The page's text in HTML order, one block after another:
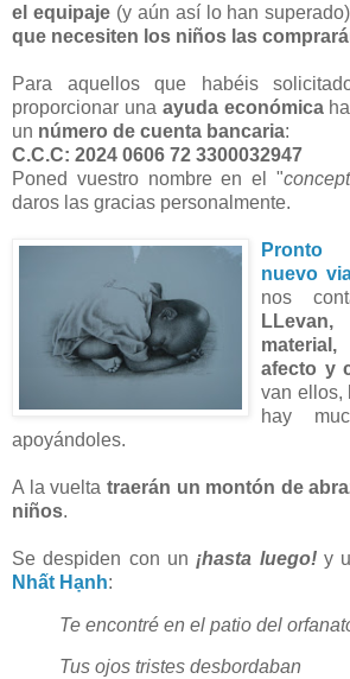
el equipaje(y aún así lo han
que necesiten los niños las
Para aquellos que habéis
proporcionar una ayuda económica
un número de cuenta bancaria:
C.C.C: 2024 0606 72 3300032947
Poned vuestro nombre en el "
daros las gracias personalmente.
Pronto
nuevo
nos
afecto y
van ellos,
hay
apoyándoles.
A la vuelta traerán un montón de
niños.
Se despiden con un ¡hasta luego!y
Nhất Hạnh:
Te encontré en el patio del
Tus ojos tristes desbordaban